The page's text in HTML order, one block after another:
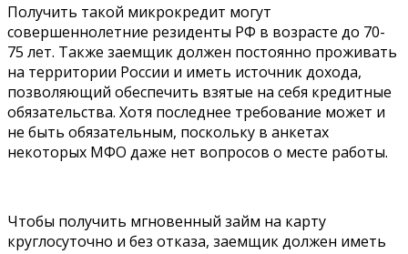
Получить такой микрокредит могут
совершеннолетние резиденты РФ в возрасте до 70-
75 лет. Также заемщик должен постоянно проживать
на территории России и иметь источник дохода,
позволяющий обеспечить взятые на себя кредитные
обязательства. Хотя последнее требование может и
не быть обязательным, поскольку в анкетах
некоторых МФО даже нет вопросов о месте работы.
Чтобы получить мгновенный займ на карту
круглосуточно и без отказа, заемщик должен иметь